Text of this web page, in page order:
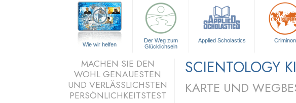
Wie wir helfen
Der Weg zum
Glücklichsein
Applied Scholastics Criminon
SCIENTOLOGY
KARTE UND
MACHEN SIE DEN
WOHL GENAUESTEN
UND VERLÄSSLICHSTEN
PERSÖNLICHKEITSTEST